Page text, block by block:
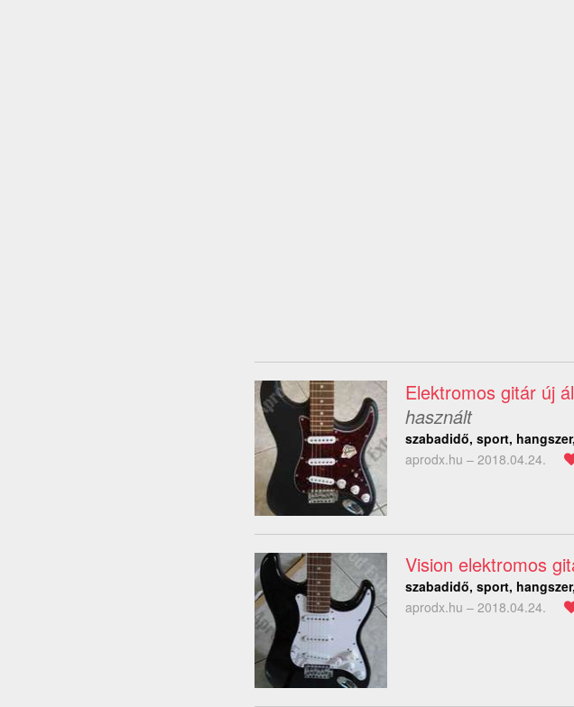
Elektromos gitár új
használt
szabadidő, sport,
aprodx.hu – 2018.04.24.
Vision elektromos
szabadidő, sport,
aprodx.hu – 2018.04.24.